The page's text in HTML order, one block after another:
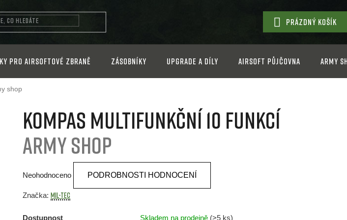
NÁKUPNÍ
KOŠÍK
PRÁZDNÝ KOŠÍK
pro airsoftové zbraně Zásobníky Upgrade a díly Airsoft půjčovna Army
shop
Kompas multifunkční 10 funkcí
Army shop
produktu
Neohodnoceno PODROBNOSTI HODNOCENÍ
Značka: MIL-TEC
Dostupnost Skladem na prodejně (>5 ks)